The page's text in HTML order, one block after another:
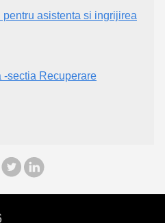
asistenta si ingrijirea
-sectia Recuperare